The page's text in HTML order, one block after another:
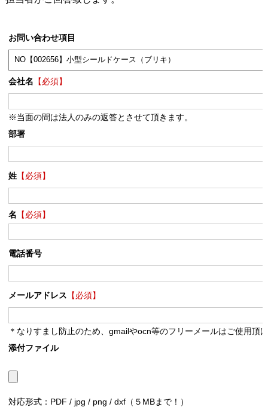
お問い合わせ項目
会社名 【必須】
※当面の間は法人のみの返答とさせて頂きます。
部署
姓【必須】
名 【必須】
電話番号
メールアドレス 【必須】
＊なりすまし防止のため、gmailやocn等のフリーメールはご使用頂
添付ファイル
対応形式：PDF / jpg / png / dxf（５MBまで！）